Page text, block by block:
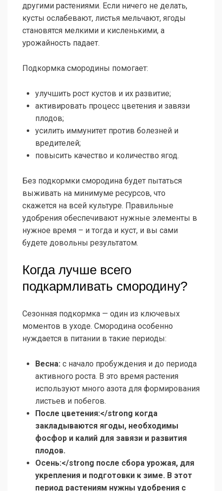
другими растениями. Если ничего не делать,
кусты ослабевают, листья мельчают, ягоды
становятся мелкими и кисленькими, а
урожайность падает.
Подкормка смородины помогает:
улучшить рост кустов и их развитие;
активировать процесс цветения и завязи
плодов;
усилить иммунитет против болезней и
вредителей;
повысить качество и количество ягод.
Без подкормки смородина будет пытаться
выживать на минимуме ресурсов, что
скажется на всей культуре. Правильные
удобрения обеспечивают нужные элементы в
нужное время – и тогда и куст, и вы сами
будете довольны результатом.
Когда лучше всего
подкармливать смородину?
Сезонная подкормка — один из ключевых
моментов в уходе. Смородина особенно
нуждается в питании в такие периоды:
Весна: с начало пробуждения и до периода
активного роста. В это время растения
используют много азота для формирования
листьев и побегов.
После цветения:</strong когда
закладываются ягоды, необходимы
фосфор и калий для завязи и развития
плодов.
Осень:</strong после сбора урожая, для
укрепления и подготовки к зиме. В этот
период растениям нужны удобрения с